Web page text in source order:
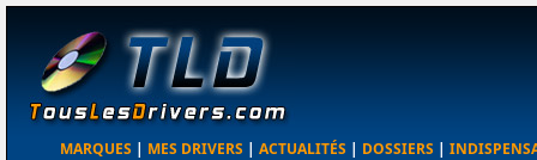
MARQUES | MES DRIVERS | ACTUALITÉS | DOSSIERS |